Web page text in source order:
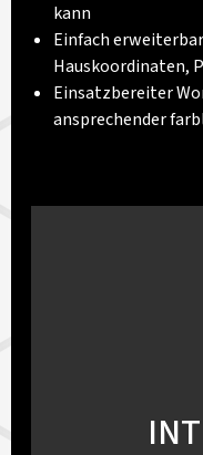
kann
Einfach
Hauskoordinaten,
Einsatzbereiter
ansprechender